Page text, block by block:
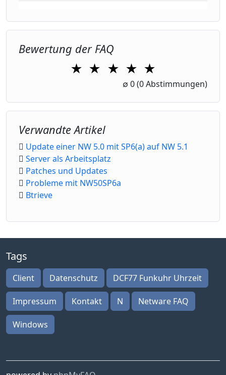
Bewertung der FAQ
★ ★
2 Stars
★
3 Stars
★
4 Stars
★
5 Stars
∅ 0(0 Abstimmungen)
Verwandte Artikel
Update einer NW 5.0 mit SP6(a) auf NW 5.1
Server als Arbeitsplatz
Patches und Updates
Probleme mit NW50SP6a
Btrieve
Tags
Client Datenschutz DCF77 Funkuhr Uhrzeit
Impressum Kontakt N Netware FAQ
Windows